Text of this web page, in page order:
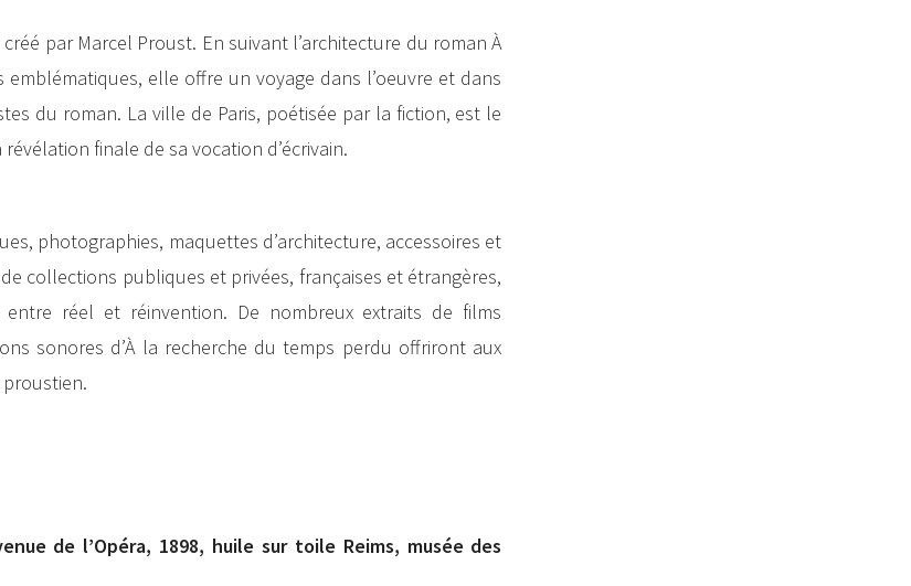
par Marcel Proust. En suivant l’architecture du roman À
elle offre un voyage dans l’oeuvre et dans
du roman. La ville de Paris, poétisée par la fiction, est le
finale de sa vocation d’écrivain.
photographies, maquettes d’architecture, accessoires et
collections publiques et privées, françaises et étrangères,
réel et réinvention. De nombreux extraits de films
sonores d’À la recherche du temps perdu offriront aux
de l’Opéra, 1898, huile sur toile Reims, musée des